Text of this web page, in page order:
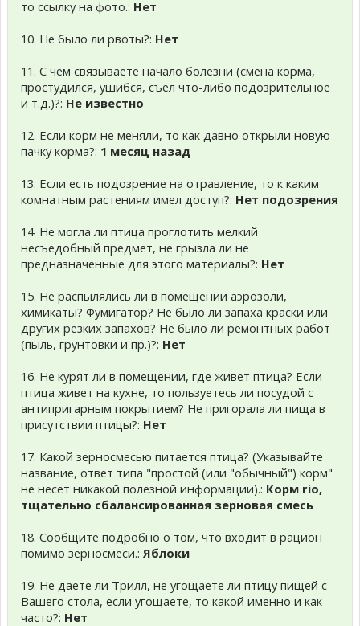
то ссылку на фото.: Нет
10. Не было ли рвоты?: Нет
11. С чем связываете начало болезни (смена корма,
простудился, ушибся, съел что-либо подозрительное
и т.д.)?: Не известно
12. Если корм не меняли, то как давно открыли новую
пачку корма?: 1 месяц назад
13. Если есть подозрение на отравление, то к каким
комнатным растениям имел доступ?: Нет подозрения
14. Не могла ли птица проглотить мелкий
несъедобный предмет, не грызла ли не
предназначенные для этого материалы?: Нет
15. Не распылялись ли в помещении аэрозоли,
химикаты? Фумигатор? Не было ли запаха краски или
других резких запахов? Не было ли ремонтных работ
(пыль, грунтовки и пр.)?: Нет
16. Не курят ли в помещении, где живет птица? Если
птица живет на кухне, то пользуетесь ли посудой с
антипригарным покрытием? Не пригорала ли пища в
присутствии птицы?: Нет
17. Какой зерносмесью питается птица? (Указывайте
название, ответ типа "простой (или "обычный") корм"
не несет никакой полезной информации).: Корм rio,
тщательно сбалансированная зерновая смесь
18. Сообщите подробно о том, что входит в рацион
помимо зерносмеси.: Яблоки
19. Не даете ли Трилл, не угощаете ли птицу пищей с
Вашего стола, если угощаете, то какой именно и как
часто?: Нет